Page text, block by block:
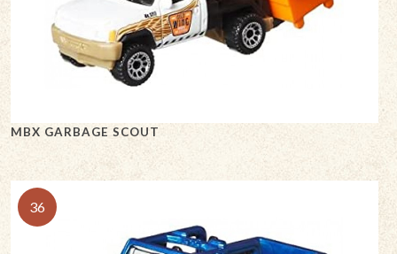
MBX GARBAGE SCOUT
36